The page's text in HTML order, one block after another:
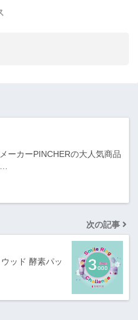
ーカーPINCHERの大人気商品
次の記事
ッド 酵素パッ